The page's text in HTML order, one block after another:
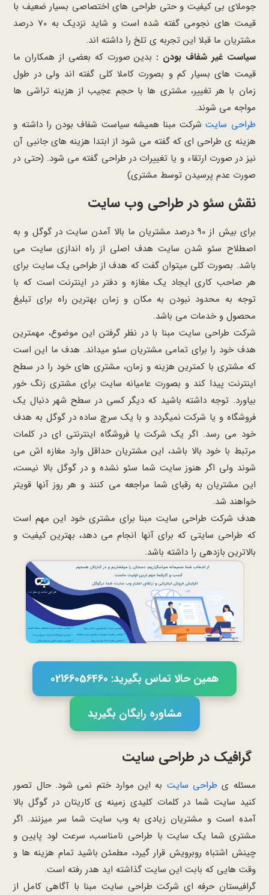
جوملای بی کیفیت و حتی طراحی های اختصاصی بسیار ضعیف با
قیمت های نجومی گفته شده است و شاید نزدیک به 70 درصد
مشتریان ما قبلا این تجربه ی تلخ را داشته اند.
سیاست غیر شفاف بودن : بدین صورت که بعضی از همکاران ما
قیمت های بسیار کم و بصورت کاملا کلی گفته اند ولی در طول
زمان با هر تغییر، مشتری ها با حجم عجیب از هزینه تراشی ها
مواجه می شوند.
طراحی سایتشرکت مبنا همیشه سیاست شفاف بودن را داشته و
هزینه ی طراحی ای که گفته می شود از ابتدا هزینه های جانبی آن
نیز در صورت ارتقاء و یا تغییرات در طراحی گفته می شود. (حتی در
صورت عدم پرسیدن توسط مشتری)
نقش سئو در طراحی وب سایت
برای بیش از 90 درصد مشتریان ما بالا آمدن سایت در گوگل و به
اصطلاح سئو شدن سایت هدف اصلی از راه اندازی سایت می
باشد. بصورت کلی میتوان گفت که هدف از طراحی یک سایت برای
هر صاحب کاری ایجاد یک مغازه و دفتر در اینترنت است که با
توجه به محدود نبودن به مکان و زمان بهترین راه برای تبلیغ
محصول و خدمات می باشد.
شرکت طراحی سایت مبنا با در نظر گرفتن این موضوع، مهمترین
هدف خود را برای تمامی مشتریان سئو میداند. هدف ما این است
که مشتری با کمترین هزینه و زمان، مشتری های خود را در سطح
اینترنت پیدا کند و بصورت عامیانه سایت برای مشتری زنگ خور
بیاورد. توجه داشته باشید که دیگر کسی در سطح شهر دنبال یک
فروشگاه و یا شرکت نمیگردد و با یک سرچ ساده در گوگل به هدف
خود می رسد. اگر یک شرکت یا فروشگاه اینترنتی ای در کلمات
مرتبط با خود بالا باشد، این مشتریان حداقل وارد مغازه اش می
شوند ولی اگر هنوز سایت شما سئو نشده و در گوگل بالا نیست،
این مشتریان به رقبای شما مراجعه می کنند و هر روز آنها قویتر
خواهند شد.
هدف شرکت طراحی سایت مبنا برای مشتری خود این مهم است
که طراحی سایتی که برای آنها انجام می دهد، بهترین کیفیت و
بالاترین بازدهی را داشته باشد.
همین حالا تماس بگیرید: 02166056460
مشاوره رایگان بگیرید
گرافیک در طراحی سایت
مسئله ی طراحی سایت به این موارد ختم نمی شود. حال تصور
کنید سایت شما در کلمات کلیدی زمینه ی کاریتان در گوگل بالا
آمده است و مشتریان زیادی به وب سایت شما سر میزنند. اگر
مشتری شما یک سایت با طراحی نامناسب، سرعت لود پایین و
چینش اشتباه روبرویش قرار گیرد، مطمئن باشید تمام هزینه ها و
وقت هایی که بابت این سایت گذاشته اید هدر رفته است.
گرافیستان حرفه ای شرکت طراحی سایت مبنا با آگاهی کامل از